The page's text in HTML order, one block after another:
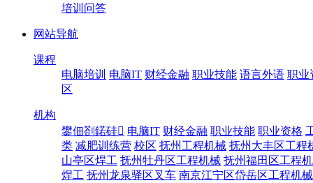
培训问答
网站导航
课程
电脑培训 电脑IT 财经金融 职业技能 语言外语 职业
区
机构
鐢佃剳鍩硅 电脑IT 财经金融 职业技能 职业资格
类 减肥训练营 校区 抚州工程机械 抚州大丰区工程
山亭区焊工 抚州牡丹区工程机械 抚州福田区工程
焊工 抚州龙泉驿区叉车 南京江宁区岱岳区工程机械